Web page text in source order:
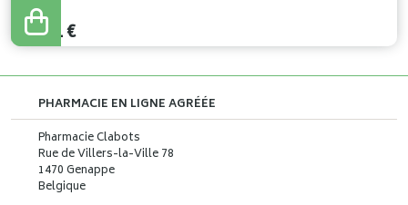
27,90
25,11€
PHARMACIE EN LIGNE AGRÉÉE
Pharmacie Clabots
Rue de Villers-la-Ville 78
1470 Genappe
Belgique